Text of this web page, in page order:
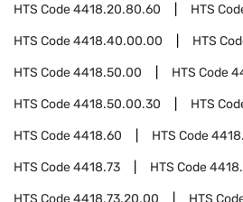
HTS Code4418.20.80.60 HTS
HTS Code4418.40.00.00 HTS
HTS Code4418.50.00 HTS Code
HTS Code4418.50.00.30 HTS
HTS Code4418.60 HTS Code
HTS Code4418.73 HTS Code
HTS Code4418.73.20.00 HTS